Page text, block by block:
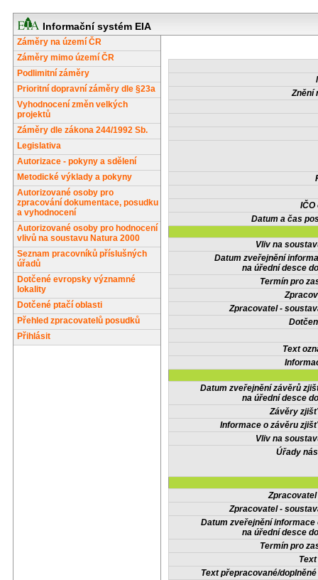
Informační systém EIA
Záměry na území ČR
Záměry mimo území ČR
Podlimitní záměry
Prioritní dopravní záměry dle §23a
Vyhodnocení změn velkých
projektů
Záměry dle zákona 244/1992 Sb.
Legislativa
Autorizace - pokyny a sdělení
Metodické výklady a pokyny
Autorizované osoby pro
zpracování dokumentace, posudku
a vyhodnocení
Autorizované osoby pro hodnocení
vlivů na soustavu Natura 2000
Seznam pracovníků příslušných
úřadů
Dotčené evropsky významné
lokality
Dotčené ptačí oblasti
Přehled zpracovatelů posudků
Přihlásit
Znění
IČO
Datum a čas
Vliv na
Datum zveřejnění
na úřední desce
Termín pro
Zpracovatel -
Text
Datum zveřejnění závěrů
na úřední desce
Závěry
Informace o závěru
Vliv na
Úřady
Zpracovatel -
Datum zveřejnění informace
na úřední desce
Termín pro
Text přepracované/